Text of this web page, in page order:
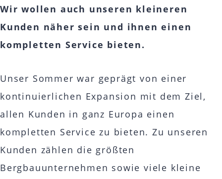
中文
ESPAÑOL
РУССКИЙ
ITALIANO
Wir wollen auch unseren kleineren
Kunden näher sein und ihnen einen
kompletten Service bieten.
Unser Sommer war geprägt von einer
kontinuierlichen Expansion mit dem Ziel,
allen Kunden in ganz Europa einen
kompletten Service zu bieten. Zu unseren
Kunden zählen die größten
Bergbauunternehmen sowie viele kleine